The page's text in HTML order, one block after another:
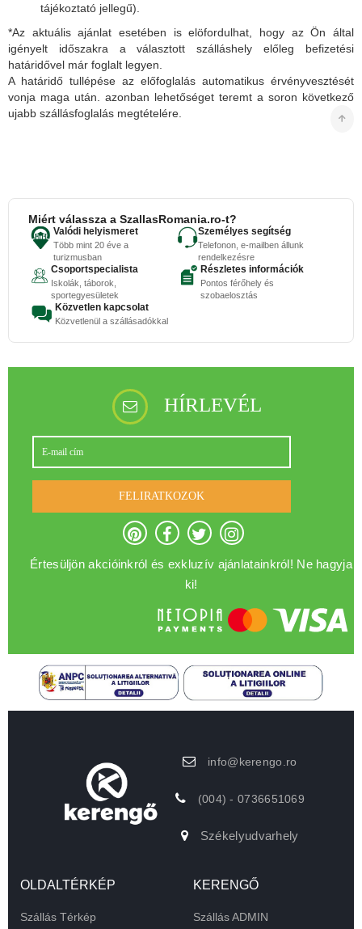
tájékoztató jellegű).
*Az aktuális ajánlat esetében is elöfordulhat, hogy az Ön által
igényelt időszakra a választott szálláshely előleg befizetési
határidővel már foglalt legyen.
A határidő tullépése az előfoglalás automatikus érvényvesztését
vonja maga után. azonban lehetőséget teremt a soron következő
ujabb szállásfoglalás megtételére.
Miért válassza a SzallasRomania.ro-t?
Valódi helyismeret
Több mint 20 éve a
turizmusban
Személyes segítség
Telefonon, e-mailben állunk
rendelkezésre
Csoportspecialista
Iskolák, táborok,
sportegyesületek
Részletes információk
Pontos férőhely és
szobaelosztás
Közvetlen kapcsolat
Közvetlenül a szállásadókkal
HÍRLEVÉL
FELIRATKOZOK
Értesüljön akcióinkról és exkluzív ajánlatainkról! Ne hagyja
ki!
info@kerengo.ro
(004) - 0736651069
Székelyudvarhely
OLDALTÉRKÉP
Szállás Térkép
KERENGŐ
Szállás ADMIN